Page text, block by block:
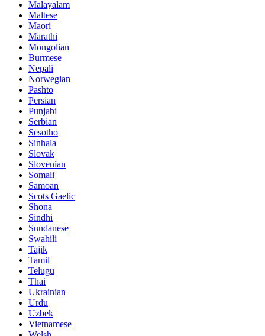
Malayalam
Maltese
Maori
Marathi
Mongolian
Burmese
Nepali
Norwegian
Pashto
Persian
Punjabi
Serbian
Sesotho
Sinhala
Slovak
Slovenian
Somali
Samoan
Scots Gaelic
Shona
Sindhi
Sundanese
Swahili
Tajik
Tamil
Telugu
Thai
Ukrainian
Urdu
Uzbek
Vietnamese